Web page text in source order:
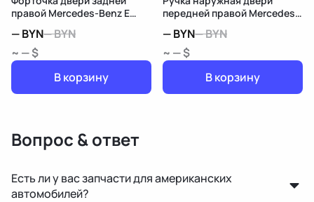
правой Mercedes-Benz E
—BYN—BYN
~ — $
В корзину
передней правой Mercedes-
—BYN—BYN
~ — $
В корзину
Вопрос & ответ
Есть ли у вас запчасти для американских
автомобилей?